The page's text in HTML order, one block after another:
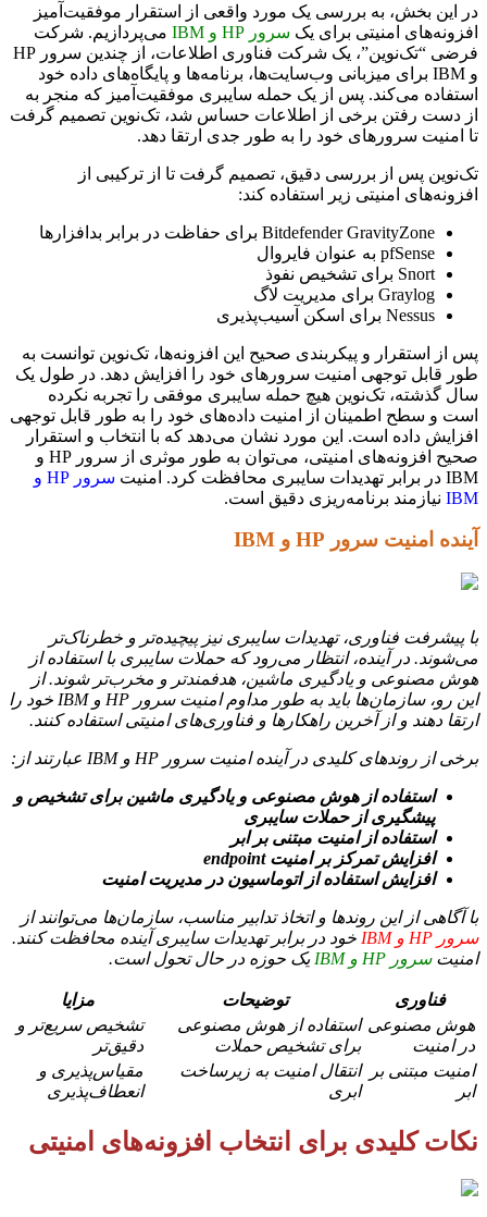
در این بخش، به بررسی یک مورد واقعی از استقرار موفقیت‌آمیز
افزونه‌های امنیتی برای یک سرور HP و IBM
می‌پردازیم. شرکت
فرضی “تک‌نوین”، یک شرکت فناوری اطلاعات، از چندین سرور HP
و IBM برای میزبانی وب‌سایت‌ها، برنامه‌ها و پایگاه‌های داده خود
استفاده می‌کند. پس از یک حمله سایبری موفقیت‌آمیز که منجر به
از دست رفتن برخی از اطلاعات حساس شد، تک‌نوین تصمیم گرفت
تا امنیت سرورهای خود را به طور جدی ارتقا دهد.
تک‌نوین پس از بررسی دقیق، تصمیم گرفت تا از ترکیبی از
افزونه‌های امنیتی زیر استفاده کند:
Bitdefender GravityZone برای حفاظت در برابر بدافزارها
pfSense به عنوان فایروال
Snort برای تشخیص نفوذ
Graylog برای مدیریت لاگ
Nessus برای اسکن آسیب‌پذیری
پس از استقرار و پیکربندی صحیح این افزونه‌ها، تک‌نوین توانست به
طور قابل توجهی امنیت سرورهای خود را افزایش دهد. در طول یک
سال گذشته، تک‌نوین هیچ حمله سایبری موفقی را تجربه نکرده
است و سطح اطمینان از امنیت داده‌های خود را به طور قابل توجهی
افزایش داده است. این مورد نشان می‌دهد که با انتخاب و استقرار
صحیح افزونه‌های امنیتی، می‌توان به طور موثری از سرور HP و
IBM در برابر تهدیدات سایبری محافظت کرد. امنیت
سرور HP و
IBM نیازمند برنامه‌ریزی دقیق است.
آینده امنیت سرور HP و IBM
با پیشرفت فناوری، تهدیدات سایبری نیز پیچیده‌تر و خطرناک‌تر
می‌شوند. در آینده، انتظار می‌رود که حملات سایبری با استفاده از
هوش مصنوعی و یادگیری ماشین، هدفمندتر و مخرب‌تر شوند. از
این رو، سازمان‌ها باید به طور مداوم امنیت سرور HP و IBM خود را
ارتقا دهند و از آخرین راهکارها و فناوری‌های امنیتی استفاده کنند.
برخی از روندهای کلیدی در آینده امنیت سرور HP و IBM عبارتند از:
استفاده از هوش مصنوعی و یادگیری ماشین برای تشخیص و
پیشگیری از حملات سایبری
استفاده از امنیت مبتنی بر ابر
افزایش تمرکز بر امنیت endpoint
افزایش استفاده از اتوماسیون در مدیریت امنیت
با آگاهی از این روندها و اتخاذ تدابیر مناسب، سازمان‌ها می‌توانند از
سرور HP و IBM
خود در برابر تهدیدات سایبری آینده محافظت کنند.
امنیتسرور HP و IBM یک حوزه در حال تحول است.
فناوری توضیحات
مزایا
هوش مصنوعی
در امنیت
استفاده از هوش مصنوعی
برای تشخیص حملات
تشخیص سریع‌تر و
دقیق‌تر
امنیت مبتنی بر
ابر
انتقال امنیت به زیرساخت
ابری
مقیاس‌پذیری و
انعطاف‌پذیری
نکات کلیدی برای انتخاب افزونه‌های امنیتی